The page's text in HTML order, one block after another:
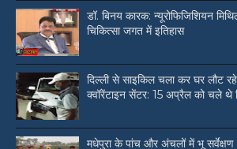
डॉ. बिनय कारक: न्यूरोफिजिशियन
चिकित्सा जगत में इतिहास
दिल्ली से साइकिल चला कर घर लौट
क्वॉरेंटाइन सेंटर: 15 अप्रैल को चले थे
मधेपुरा के पांच और अंचलों में भू सर्वेक्षण